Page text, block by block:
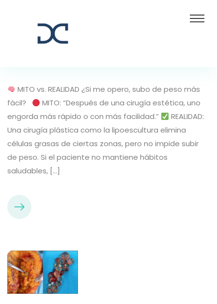
MITO vs. REALIDAD ¿Si me opero, subo de peso más
fácil?
MITO: “Después de una cirugía estética, uno
engorda más rápido o con más facilidad.”
REALIDAD:
Una cirugía plástica como la lipoescultura elimina
células grasas de ciertas zonas, pero no impide subir
de peso. Si el paciente no mantiene hábitos
saludables, […]